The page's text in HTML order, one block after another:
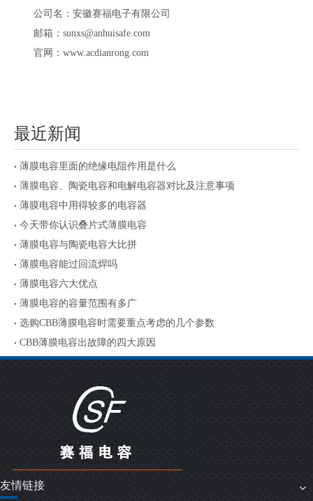
公司名：安徽赛福电子有限公司
邮箱：sunxs@anhuisafe.com
官网：www.acdianrong.com
最近新闻
薄膜电容里面的绝缘电阻作用是什么
薄膜电容、陶瓷电容和电解电容器对比及注意事项
薄膜电容中用得较多的电容器
今天带你认识叠片式薄膜电容
薄膜电容与陶瓷电容大比拼
薄膜电容能过回流焊吗
薄膜电容六大优点
薄膜电容的容量范围有多广
选购CBB薄膜电容时需要重点考虑的几个参数
CBB薄膜电容出故障的四大原因
友情链接